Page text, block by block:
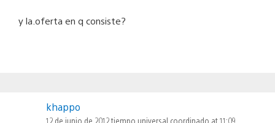
y la.oferta en q consiste?
khappo
12 de junio de 2012 tiempo universal coordinado at 11:09